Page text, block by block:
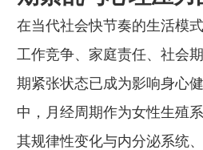
在当代社会快节奏的生活模
工作竞争、家庭责任、社会
期紧张状态已成为影响身心
中，月经周期作为女性生殖
其规律性变化与内分泌系统